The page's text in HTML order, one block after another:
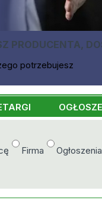
PRODUCENTA,
potrzebujesz
Firma Ogłoszenia